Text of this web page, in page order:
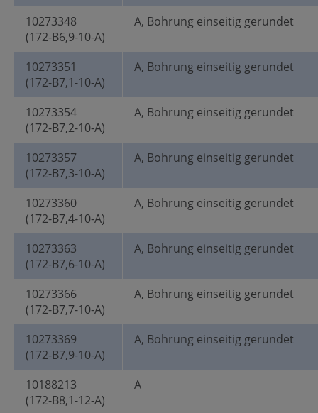
10273348
(172-B6,9-10-A)
A, Bohrung einseitig gerundet
10273351
(172-B7,1-10-A)
A, Bohrung einseitig gerundet
10273354
(172-B7,2-10-A)
A, Bohrung einseitig gerundet
10273357
(172-B7,3-10-A)
A, Bohrung einseitig gerundet
10273360
(172-B7,4-10-A)
A, Bohrung einseitig gerundet
10273363
(172-B7,6-10-A)
A, Bohrung einseitig gerundet
10273366
(172-B7,7-10-A)
A, Bohrung einseitig gerundet
10273369
(172-B7,9-10-A)
A, Bohrung einseitig gerundet
10188213
(172-B8,1-12-A)
A